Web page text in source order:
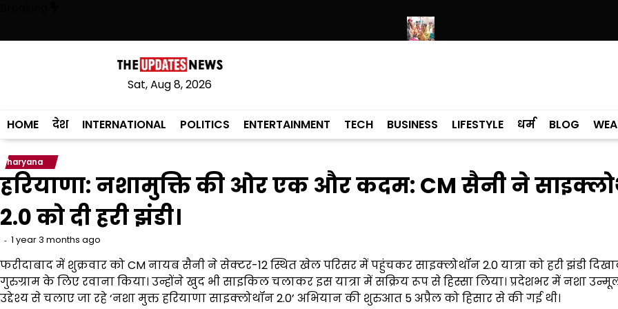
content
चुकी है, अब वह राजनीति में वापसी के लिए भाजपा से समझौता करने की कोशिश कर रही है: बलतेज पन्नू
Sat, Aug 8, 2026
HOME देश INTERNATIONAL POLITICS ENTERTAINMENT TECH BUSINESS LIFESTYLE धर्म BLOG
haryana
हरियाणा: नशामुक्ति की ओर एक और कदम: CM सैनी ने
2.0 को दी हरी झंडी।
1 year 3 months ago
फरीदाबाद में शुक्रवार को CM नायब सैनी ने सेक्टर-12 स्थित खेल परिसर में पहुंचकर साइक्लोथॉन 2.0 यात्रा को हरी झंडी
गुरुग्राम के लिए रवाना किया। उन्होंने खुद भी साइकिल चलाकर इस यात्रा में सक्रिय रूप से हिस्सा लिया। प्रदेशभर में नशा
उद्देश्य से चलाए जा रहे ‘नशा मुक्त हरियाणा साइक्लोथॉन 2.0’ अभियान की शुरुआत 5 अप्रैल को हिसार से की गई थी।